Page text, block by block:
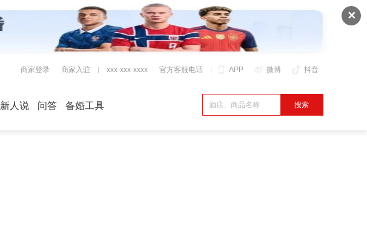
✕
APP 微博 抖音
商家登录 商家入驻 xxx-xxx-xxxx 官方客服电话
新人说 问答 备婚工具